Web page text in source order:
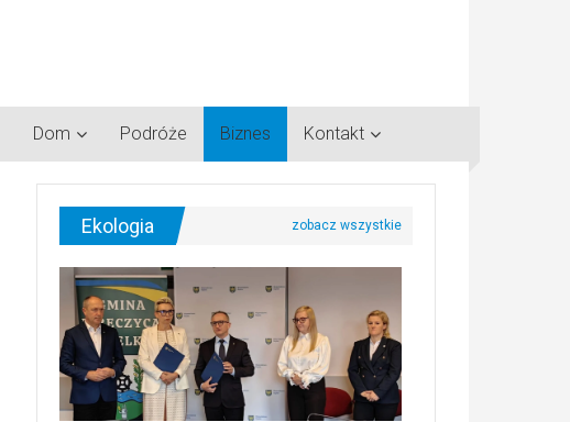
Dom Podróże Biznes Kontakt
Ekologia